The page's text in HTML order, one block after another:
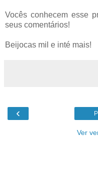
Vocês conhecem esse
seus comentários!
Beijocas mil e inté mais!
‹
Ver